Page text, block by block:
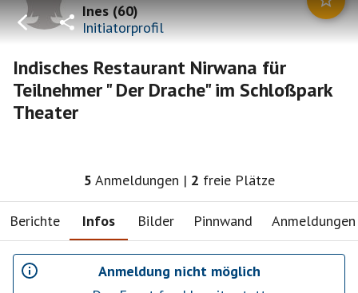
Ines(60)
Initiatorprofil
Indisches Restaurant Nirwana für
Teilnehmer " Der Drache" im Schloßpark
Theater
5 Anmeldungen | 2 freie Plätze
Berichte Infos Bilder Pinnwand Anmeldungen
Anmeldung nicht möglich